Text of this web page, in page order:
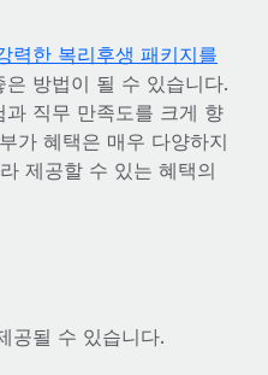
를 Remote에 연결 가능
색
력한 복리후생 패키지를
방법이 될 수 있습니다.
직무 만족도를 크게 향
가 혜택은 매우 다양하지
제공할 수 있는 혜택의
공될 수 있습니다.